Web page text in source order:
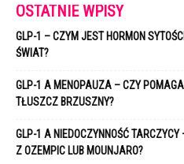
OSTATNIE WPISY
GLP-1 – CZYM JEST HORMON
ŚWIAT?
GLP-1 A MENOPAUZA – CZY
TŁUSZCZ BRZUSZNY?
GLP-1 A NIEDOCZYNNOŚĆ
Z OZEMPIC LUB MOUNJARO?